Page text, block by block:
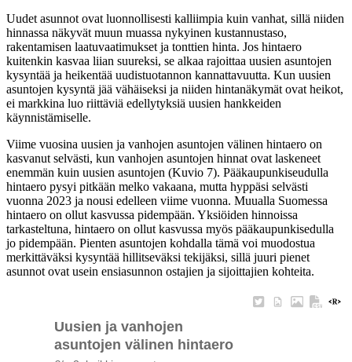
Uudet asunnot ovat luonnollisesti kalliimpia kuin vanhat, sillä niiden
hinnassa näkyvät muun muassa nykyinen kustannustaso,
rakentamisen laatuvaatimukset ja tonttien hinta. Jos hintaero
kuitenkin kasvaa liian suureksi, se alkaa rajoittaa uusien asuntojen
kysyntää ja heikentää uudistuotannon kannattavuutta. Kun uusien
asuntojen kysyntä jää vähäiseksi ja niiden hintanäkymät ovat heikot,
ei markkina luo riittäviä edellytyksiä uusien hankkeiden
käynnistämiselle.
Viime vuosina uusien ja vanhojen asuntojen välinen hintaero on
kasvanut selvästi, kun vanhojen asuntojen hinnat ovat laskeneet
enemmän kuin uusien asuntojen (Kuvio 7). Pääkaupunkiseudulla
hintaero pysyi pitkään melko vakaana, mutta hyppäsi selvästi
vuonna 2023 ja nousi edelleen viime vuonna. Muualla Suomessa
hintaero on ollut kasvussa pidempään. Yksiöiden hinnoissa
tarkasteltuna, hintaero on ollut kasvussa myös pääkaupunkisedulla
jo pidempään. Pienten asuntojen kohdalla tämä voi muodostua
merkittäväksi kysyntää hillitseväksi tekijäksi, sillä juuri pienet
asunnot ovat usein ensiasunnon ostajien ja sijoittajien kohteita.